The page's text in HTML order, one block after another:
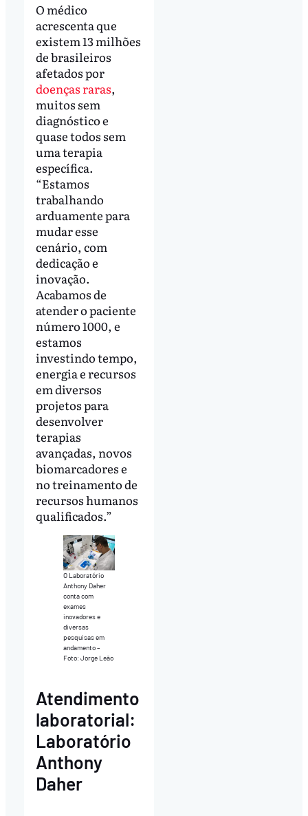
O médico
acrescenta que
existem 13 milhões
de brasileiros
afetados por
doenças raras,
muitos sem
diagnóstico e
quase todos sem
uma terapia
específica.
“Estamos
trabalhando
arduamente para
mudar esse
cenário, com
dedicação e
inovação.
Acabamos de
atender o paciente
número 1000, e
estamos
investindo tempo,
energia e recursos
em diversos
projetos para
desenvolver
terapias
avançadas, novos
biomarcadores e
no treinamento de
recursos humanos
qualificados.”
O Laboratório
Anthony Daher
conta com
exames
inovadores e
diversas
pesquisas em
andamento –
Foto: Jorge Leão
Atendimento
laboratorial:
Laboratório
Anthony
Daher